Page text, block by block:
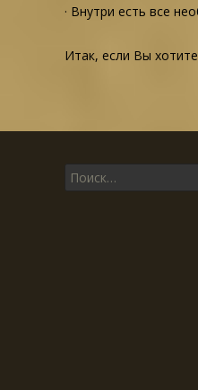
· Внутри есть все
Итак, если Вы
Поиск для: